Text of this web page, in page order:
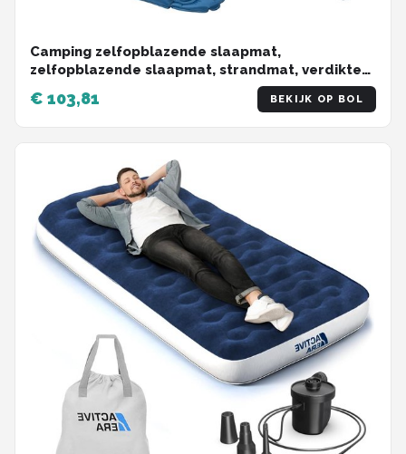
Camping zelfopblazende slaapmat,
zelfopblazende slaapmat, strandmat, verdikte
opblaasbare matras met voetperspomp,
opvouwbare slaapmat voor wandelen, buiten,
strand, blauw
€ 103,81 BEKIJK OP BOL